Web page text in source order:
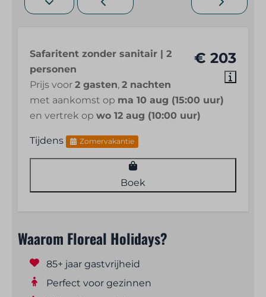
€ 203
Safaritent zonder sanitair | 2
personen
Prijs voor 2 gasten, 2 nachten
met aankomst op ma 10 aug (15:00 uur)
en vertrek op wo 12 aug (10:00 uur)
Tijdens Zomervakantie
Boek
Waarom Floreal Holidays?
85+ jaar gastvrijheid
Perfect voor gezinnen